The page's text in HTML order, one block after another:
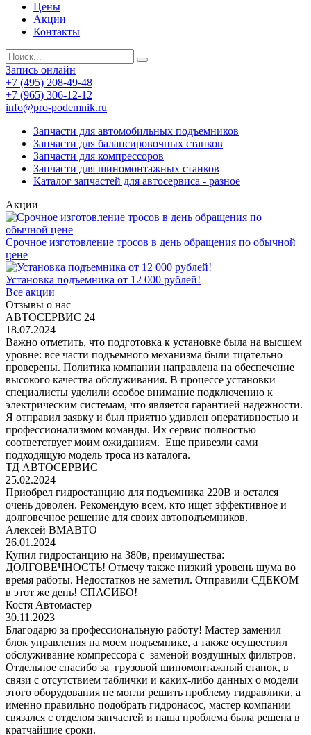
Цены
Акции
Контакты
Запись онлайн
+7 (495) 208-49-48
+7 (965) 306-12-12
info@pro-podemnik.ru
Запчасти для автомобильных подъемников
Запчасти для балансировочных станков
Запчасти для компрессоров
Запчасти для шиномонтажных станков
Каталог запчастей для автосервиса - разное
Акции
Срочное изготовление тросов в день обращения по обычной
цене
Установка подъемника от 12 000 рублей!
Все акции
Отзывы о нас
АВТОСЕРВИС 24
18.07.2024
Важно отметить, что подготовка к установке была на высшем
уровне: все части подъемного механизма были тщательно
проверены. Политика компании направлена на обеспечение
высокого качества обслуживания. В процессе установки
специалисты уделили особое внимание подключению к
электрическим системам, что является гарантией надежности.
Я отправил заявку и был приятно удивлен оперативностью и
профессионализмом команды. Их сервис полностью
соответствует моим ожиданиям. Еще привезли сами
подходящую модель троса из каталога.
ТД АВТОСЕРВИС
25.02.2024
Приобрел гидростанцию для подъемника 220В и остался
очень доволен. Рекомендую всем, кто ищет эффективное и
долговечное решение для своих автоподъемников.
Алексей ВМАВТО
26.01.2024
Купил гидростанцию на 380в, преимущества:
ДОЛГОВЕЧНОСТЬ! Отмечу также низкий уровень шума во
время работы. Недостатков не заметил. Отправили СДЕКОМ
в этот же день! СПАСИБО!
Костя Автомастер
30.11.2023
Благодарю за профессиональную работу! Мастер заменил
блок управления на моем подъемнике, а также осуществил
обслуживание компрессора с заменой воздушных фильтров.
Отдельное спасибо за грузовой шиномонтажный станок, в
связи с отсутствием таблички и каких-либо данных о модели
этого оборудования не могли решить проблему гидравлики, а
именно правильно подобрать гидронасос, мастер компании
связался с отделом запчастей и наша проблема была решена в
кратчайшие сроки.